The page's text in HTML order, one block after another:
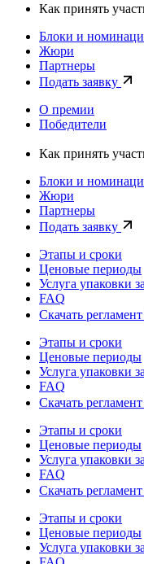
Как принять
Блоки и
Жюри
Партнеры
Подать заявку
О премии
Победители
Как принять
Блоки и
Жюри
Партнеры
Подать заявку
Этапы и сроки
Ценовые периоды
Услуга упаковки
FAQ
Скачать регламент
Этапы и сроки
Ценовые периоды
Услуга упаковки
FAQ
Скачать регламент
Этапы и сроки
Ценовые периоды
Услуга упаковки
FAQ
Скачать регламент
Этапы и сроки
Ценовые периоды
Услуга упаковки